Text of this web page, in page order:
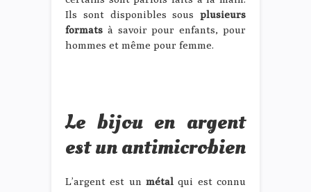
Ils sont disponibles sous plusieurs
formats à savoir pour enfants, pour
hommes et même pour femme.
Le bijou en argent
est un antimicrobien
L’argent est un métal qui est connu